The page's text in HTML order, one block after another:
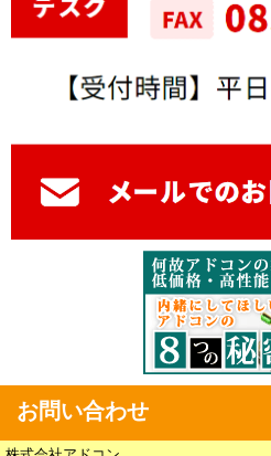
お問い合わせ